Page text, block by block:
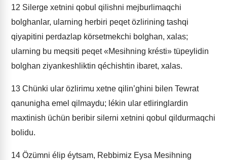
12 Silerge xetnini qobul qilishni mejburlimaqchi
bolghanlar, ularning herbiri peqet özlirining tashqi
qiyapitini perdazlap körsetmekchi bolghan, xalas;
ularning bu meqsiti peqet «Mesihning krésti» tüpeylidin
bolghan ziyankeshliktin qéchishtin ibaret, xalas.
13 Chünki ular özlirimu xetne qilin’ghini bilen Tewrat
qanunigha emel qilmaydu; lékin ular etliringlardin
maxtinish üchün beribir silerni xetnini qobul qildurmaqchi
bolidu.
14 Özümni élip éytsam, Rebbimiz Eysa Mesihning